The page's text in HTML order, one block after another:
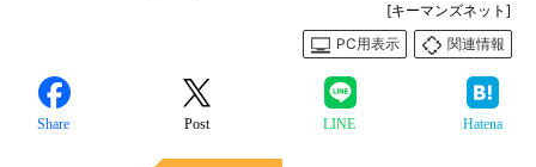
[キーマンズネット]
PC用表示
関連情報
Share Post LINE Hatena